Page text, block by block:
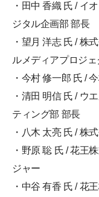
・田中 香織 氏 / イ
ジタル企画部 部長
・望月 洋志 氏 / 株
ルメディアプロジ
・今村 修一郎 氏 /
・清田 明信 氏 / ウ
ティング部 部長
・八木 太亮 氏 / 株
・野原 聡 氏 / 花王
ジャー
・中谷 有香 氏 / 花